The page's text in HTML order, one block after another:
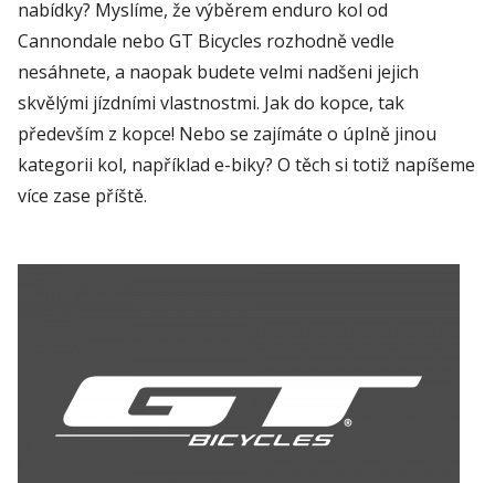
nabídky? Myslíme, že výběrem enduro kol od
Cannondale nebo GT Bicycles rozhodně vedle
nesáhnete, a naopak budete velmi nadšeni jejich
skvělými jízdními vlastnostmi. Jak do kopce, tak
především z kopce! Nebo se zajímáte o úplně jinou
kategorii kol, například e-biky? O těch si totiž napíšeme
více zase příště.